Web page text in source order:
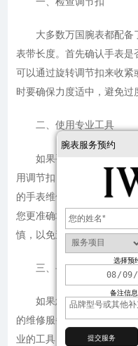
大多数万国腕表都配备
表带长度。首先确认手表是
可以通过旋转调节扣来收紧
时要确保力度适中，避免过
二、使用专业工具
如果手表的调节扣无法
用调节扣，可以考虑使用
的手表维修工具包，其中
您更准确地调整表带长度
慎，以免造成不必要的损害
三、寻求专业维修服务
如果您不具备相应的专
的维修服务中心进行处理
业的工具，能够确保在不损
腕表服务预约
选择预
备注信
提交服务